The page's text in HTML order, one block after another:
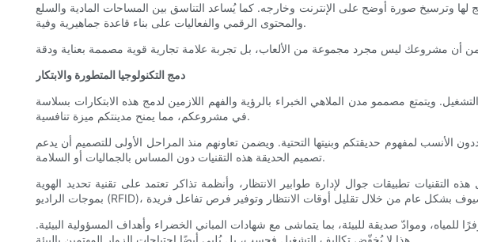
لها وترسيخ صورة أوضح على الإنترنت وخارجه. كما يُساعد التناسق بين المساحات المادية والسلع
والمحتوى الرقمي والفعاليات على بناء قاعدة جماهيرية وفية.
دمج التكنولوجيا المتطورة والابتكار
ويتمتع مصممو مدن الملاهي الخبراء بالرؤية والفهم اللازمين لدمج هذه الابتكارات بسلاسة
في مشروعكم، مما يمنح مدينتكم ميزة تنافسية.
الأنسب لمفهوم حديقتكم وبنيتها التحتية. ويضمن تعاونهم منذ المراحل الأولى للتصميم أن يدعم
تصميم الحديقة هذه التقنيات دون المساس بالجماليات أو السلامة.
تطبيقات جوال لإدارة طوابير الانتظار، وأنظمة تذاكر تعتمد على تقنية تحديد الهوية
وموادّ صديقة للبيئة، بما يتماشى مع شهادات المباني الخضراء وأهداف المسؤولية البيئية.